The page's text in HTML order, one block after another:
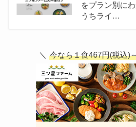
をプラン別に
うちライ…
＼ 今なら１食467円(税込)